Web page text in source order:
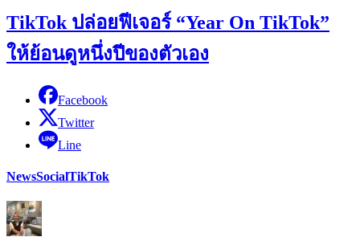
TikTok ปล่อยฟีเจอร์ “Year On TikTok”
ให้ย้อนดูหนึ่งปีของตัวเอง
Facebook
Twitter
Line
NewsSocialTikTok